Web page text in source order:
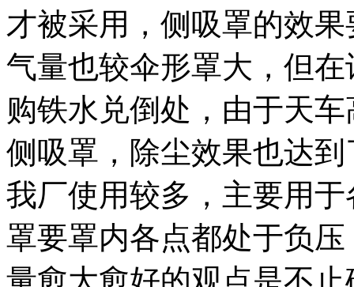
才被采用，侧吸罩的效
气量也较伞形罩大，但
购铁水兑倒处，由于天
侧吸罩，除尘效果也达
我厂使用较多，主要用
罩要罩内各点都处于负